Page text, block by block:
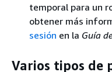
temporal para un
obtener más
sesión en la Guía
Varios tipos de